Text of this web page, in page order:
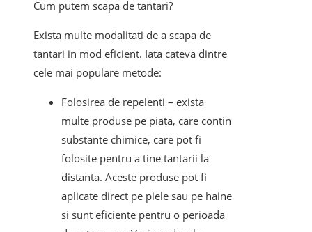
Cum putem scapa de tantari?
Exista multe modalitati de a scapa de
tantari in mod eficient. Iata cateva dintre
cele mai populare metode:
Folosirea de repelenti – exista
multe produse pe piata, care contin
substante chimice, care pot fi
folosite pentru a tine tantarii la
distanta. Aceste produse pot fi
aplicate direct pe piele sau pe haine
si sunt eficiente pentru o perioada